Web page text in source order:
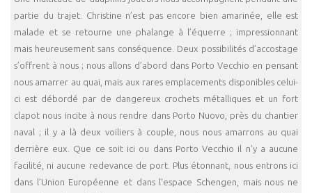
partie du trajet. Christine n’est pas encore bien amarinée, elle est
malade et se retourne une phalange à l’équerre ; impressionnant
mais heureusement sans conséquence. Deux possibilités d’accostage
s’offrent à nous ; nous allons d’abord dans Porto Vecchio en pensant
nous amarrer au quai, mais aux rares emplacements disponibles celui-
ci est débordé par de dangereux crochets métalliques et un fort
clapot nous incite à nous rendre dans Porto Nuovo, près du chantier
naval ; il y a là deux voiliers à couple, nous nous amarrons au quai
derrière eux. Que ce soit ici ou dans Porto Vecchio il n’y a aucune
facilité, ni aucune redevance de port. Plus étonnant, nous entrons ici
dans l’Union Européenne et dans l’espace Schengen, mais nous ne